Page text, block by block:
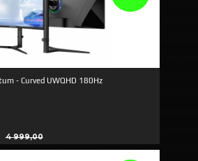
- Curved UWQHD 180Hz
4 999,00
Rabatt